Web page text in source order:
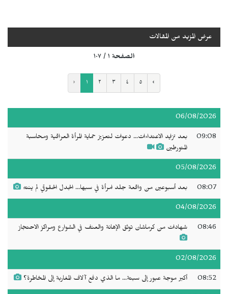
عرض المزيد من المقالات
الصفحة ١ / ١٠٧
‹ ١ ٢ ٣ ٤ ٥ ›
06/08/2026
09:08
بعد تزايد الاعتداءات... دعوات لتعزيز حماية المرأة العراقية ومحاسبة
المتورطين
05/08/2026
08:07 بعد أسبوعين من واقعة جلد امرأة في سبها... الجدل الحقوقي لم ينتهِ
04/08/2026
08:46 شهادات من كرماشان توثق الإهانة والعنف في الشوارع ومراكز الاحتجاز
02/08/2026
08:52 أكبر موجة عبور إلى سبتة... ما الذي دفع آلاف المغاربة إلى المخاطرة؟